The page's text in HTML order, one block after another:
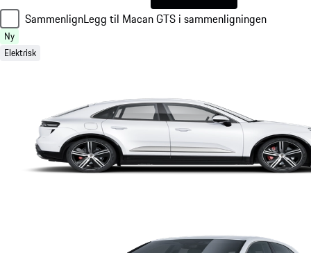
SammenlignLegg til Macan GTS i sammenligningen
Ny
Elektrisk